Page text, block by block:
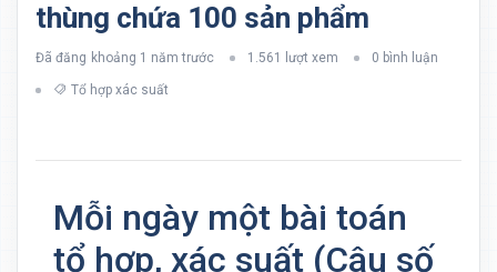
thùng chứa 100 sản phẩm
Đã đăng khoảng 1 năm trước 1.561 lượt xem 0 bình luận
Tổ hợp xác suất
Mỗi ngày một bài toán
tổ hợp, xác suất (Câu số